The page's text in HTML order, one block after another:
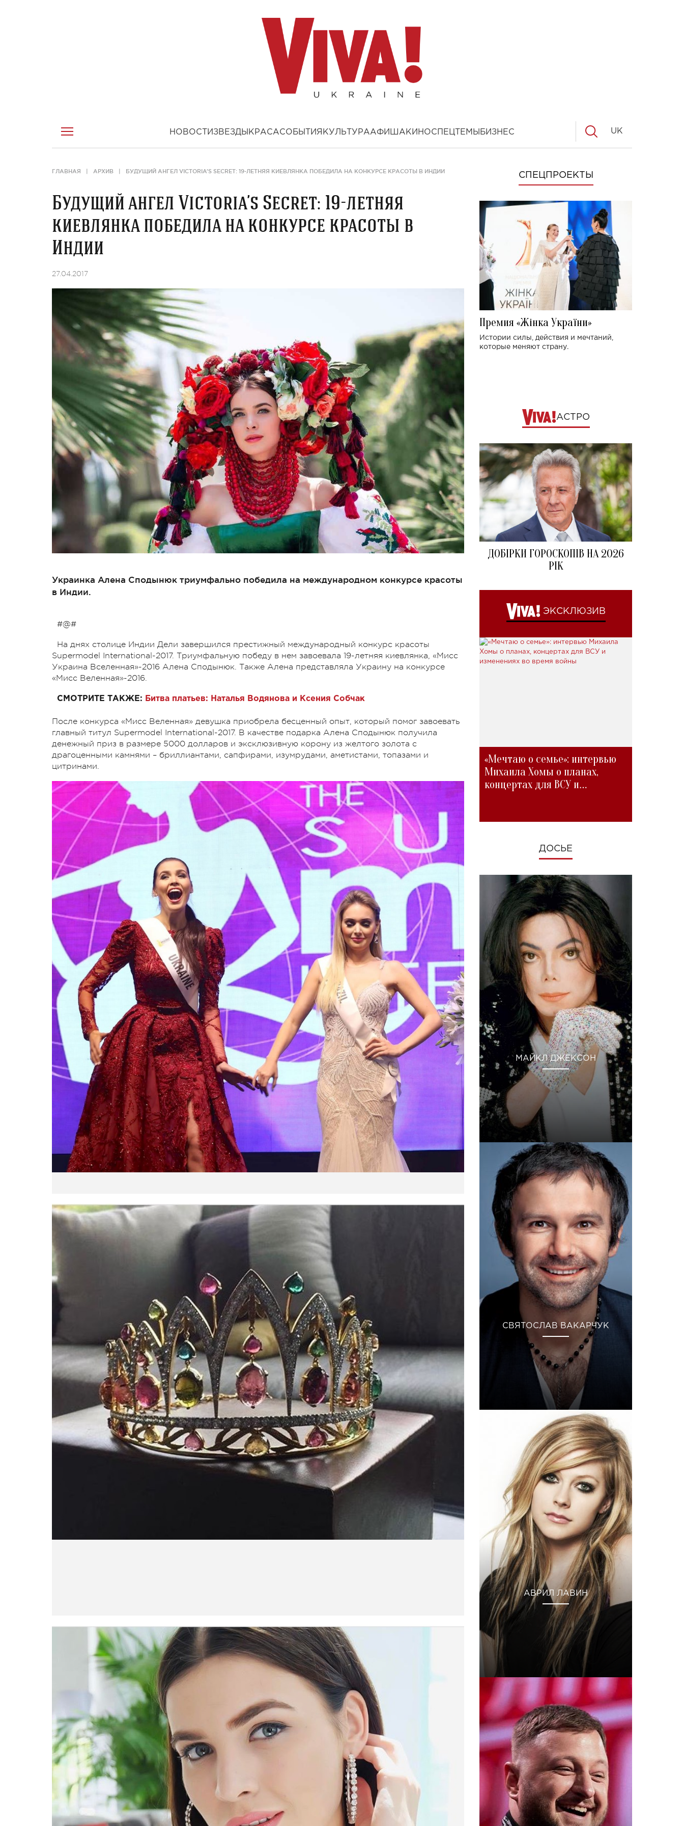
НОВОСТИ ЗВЕЗДЫ КРАСАСОБЫТИЯ КУЛЬТУРААФИША КИНОСПЕЦТЕМЫ БИЗНЕС UK
ГЛАВНАЯ АРХИВ БУДУЩИЙ АНГЕЛ VICTORIA’S SECRET: 19-ЛЕТНЯЯ КИЕВЛЯНКА ПОБЕДИЛА НА КОНКУРСЕ КРАСОТЫ В ИНДИИ
Будущий ангел Victoria’s Secret: 19-летняя
киевлянка победила на конкурсе красоты в
Индии
27.04.2017
Украинка Алена Сподынюк триумфально победила на международном конкурсе красоты
в Индии.
#@#
На днях столице Индии Дели завершился престижный международный конкурс красоты
Supermodel International-2017. Триумфальную победу в нем завоевала 19-летняя киевлянка, «Мисс
Украина Вселенная»-2016 Алена Сподынюк. Также Алена представляла Украину на конкурсе
«Мисс Веленная»-2016.
СМОТРИТЕ ТАКЖЕ: Битва платьев: Наталья Водянова и Ксения Собчак
После конкурса «Мисс Веленная» девушка приобрела бесценный опыт, который помог завоевать
главный титул Supermodel International-2017. В качестве подарка Алена Сподынюк получила
денежный приз в размере 5000 долларов и эксклюзивную корону из желтого золота с
драгоценными камнями – бриллиантами, сапфирами, изумрудами, аметистами, топазами и
цитринами.
СПЕЦПРОЕКТЫ
Премия «Жінка України»
Истории силы, действия и мечтаний,
которые меняют страну.
АСТРО
ДОБІРКИ ГОРОСКОПІВ НА 2026
РІК
ЭКСКЛЮЗИВ
«Мечтаю о семье»: интервью
Михаила Хомы о планах,
концертах для ВСУ и
ДОСЬЕ
МАЙКЛ ДЖЕКСОН
СВЯТОСЛАВ ВАКАРЧУК
АВРИЛ ЛАВИН